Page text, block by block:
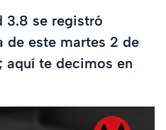
3.8 se registró
de este martes 2 de
aquí te decimos en